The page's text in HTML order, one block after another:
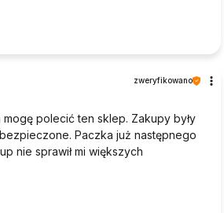
zweryfikowano
mogę polecić ten sklep. Zakupy były
Paczka już następnego
nie sprawił mi większych